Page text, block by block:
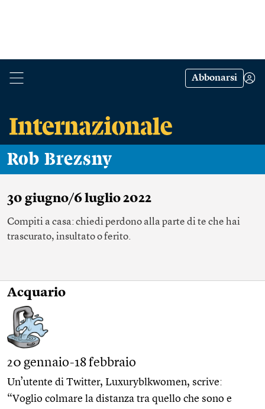
Abbonarsi
Rob Brezsny
30 giugno/6 luglio 2022
Compiti a casa: chiedi perdono alla parte di te che hai
trascurato, insultato o ferito.
Acquario
20 gennaio-18 febbraio
Un’utente di Twitter, Luxuryblkwomen, scrive:
“Voglio colmare la distanza tra quello che sono e